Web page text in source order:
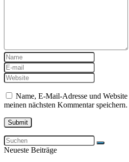
Name, E-Mail-Adresse und
meinen nächsten Kommentar speichern.
Neueste Beiträge